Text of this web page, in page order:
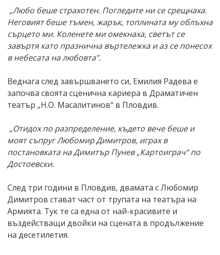
„Любо беше страхотен. Погледите ни се срещнаха.
Неговият беше тъмен, жарък, топлината му облъхна
сърцето ми. Коленете ми омекнаха, светът се
завъртя като празнична въртележка и аз се понесох
в небесата на любовта”.
Веднага след завършването си, Емилия Радева е
започва своята сценична кариера в Драматичен
театър „Н.О. Масалитинов“ в Пловдив.
„Отидох по разпределение, където вече беше и
моят съпруг Любомир Димитров, играх в
постановката на Димитър Пунев „Картоиграч“ по
Достоевски.
След три години в Пловдив, двамата с Любомир
Димитров стават част от трупата на театъра на
Армията. Тук те са една от най-красивите и
въздействащи двойки на сцената в продължение
на десетилетия.